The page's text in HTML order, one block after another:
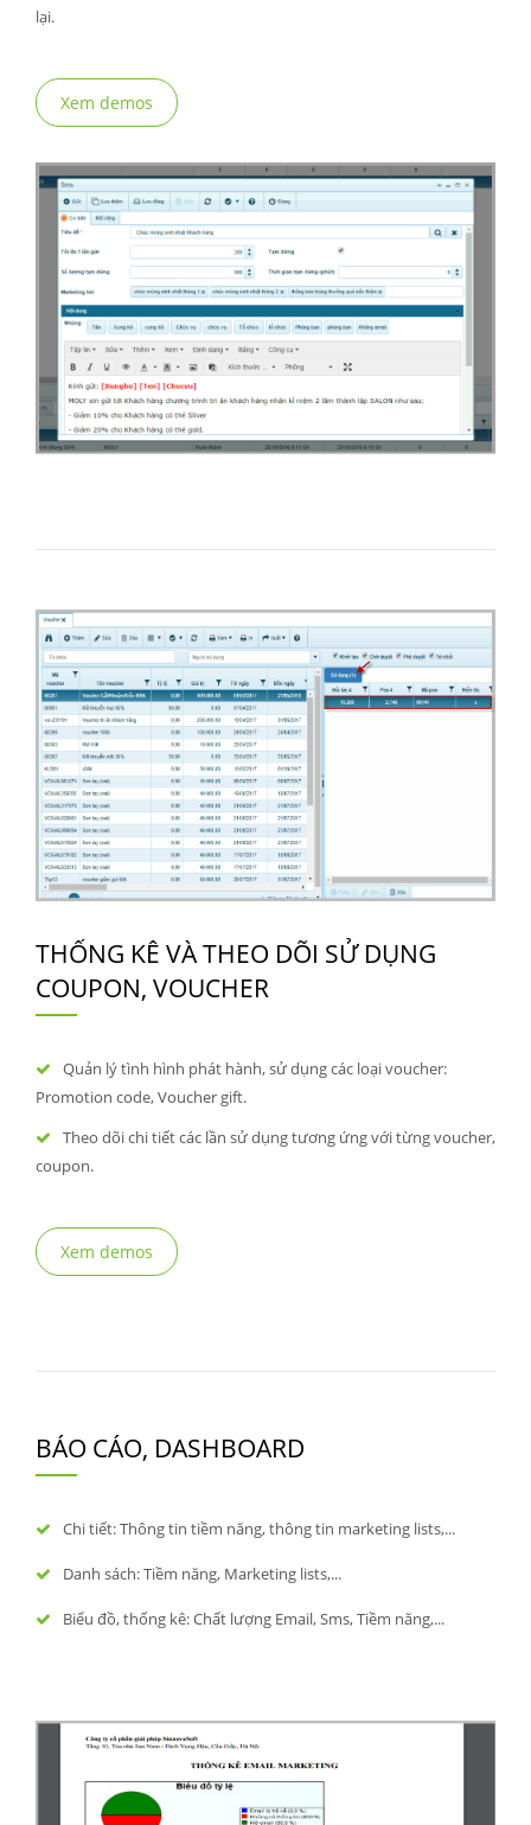
lại.
Xem demos
THỐNG KÊ VÀ THEO DÕI SỬ DỤNG
COUPON, VOUCHER
Quản lý tình hình phát hành, sử dụng các loại voucher:
Promotion code, Voucher gift.
Theo dõi chi tiết các lần sử dụng tương ứng với từng voucher,
coupon.
Xem demos
BÁO CÁO, DASHBOARD
Chi tiết: Thông tin tiềm năng, thông tin marketing lists,...
Danh sách: Tiềm năng, Marketing lists,...
Biểu đồ, thống kê: Chất lượng Email, Sms, Tiềm năng,...